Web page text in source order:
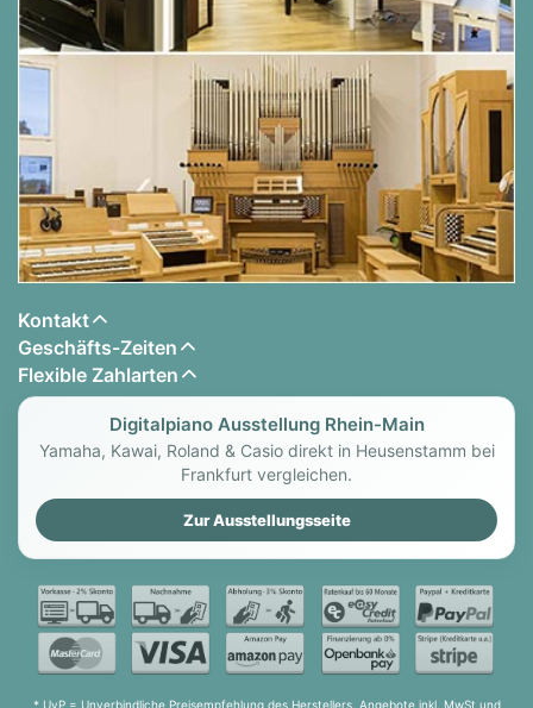
Kontakt
Geschäfts-Zeiten
Flexible Zahlarten
Digitalpiano Ausstellung Rhein-Main
Yamaha, Kawai, Roland & Casio direkt in Heusenstamm bei
Frankfurt vergleichen.
Zur Ausstellungsseite
* UvP = Unverbindliche Preisempfehlung des Herstellers. Angebote inkl. MwSt und